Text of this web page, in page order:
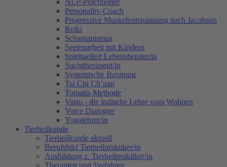
NLP-Practitioner
Personality-Coach
Progressive Muskelentspannung nach Jacobson
Reiki
Schamanismus
Seelenarbeit mit Kindern
Spirituelle/r Lebensberater/in
Suchttherapeut/in
Systemische Beratung
Tai Chi Ch’uan
Tomatis-Methode
Vastu - die indische Lehre vom Wohnen
Voice Dialogue
Yogalehrer/in
Tierheilkunde
Tierheilkunde aktuell
Berufsbild Tierheilpraktiker/in
Ausbildung z. Tierheilpraktiker/in
Therapien und Verfahren